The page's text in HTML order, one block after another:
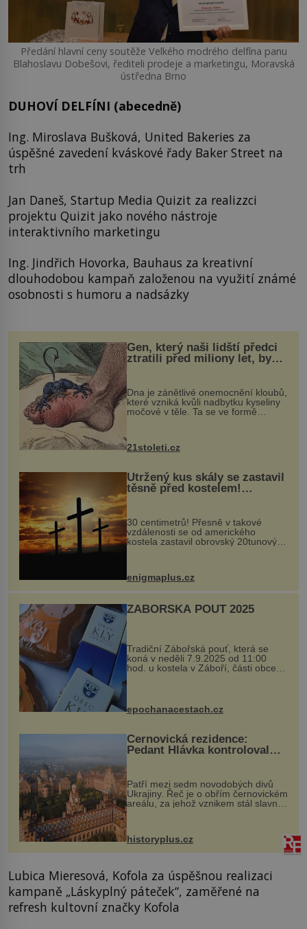
Předání hlavní ceny soutěže Velkého modrého delfína panu
Blahoslavu Dobešovi, řediteli prodeje a marketingu, Moravská
ústředna Brno
DUHOVÍ DELFÍNI (abecedně)
Ing. Miroslava Bušková, United Bakeries za
úspěšné zavedení kváskové řady Baker Street na
trh
Jan Daneš, Startup Media Quizit za realizzci
projektu Quizit jako nového nástroje
interaktivního marketingu
Ing. Jindřich Hovorka, Bauhaus za kreativní
dlouhodobou kampaň založenou na využití známé
osobnosti s humoru a nadsázky
Gen, který naši lidští předci
ztratili před miliony let, by
mohl pomoci s léčbou
„nemoci králů“
Dna je zánětlivé onemocnění kloubů,
které vzniká kvůli nadbytku kyseliny
močové v těle. Ta se ve formě
nohou, a způsobuje bole...
21stoleti.cz
Utržený kus skály se zastavil
těsně před kostelem!
Ochránila ho boží síla?
30 centimetrů! Přesně v takové
vzdálenosti se od amerického
kostela zastavil obrovský 20tunový
...
enigmaplus.cz
ZÁBOŘSKÁ POUŤ 2025
Tradiční Zábořská pouť, která se
koná v neděli 7.9.2025 od 11:00
hod. u kostela v Záboří, části obce
Kly u Mělníka. V programu naleznete
komentovanou prohlídku kostela,
epochanacestach.cz
Černovická rezidence:
Pedant Hlávka kontroloval
Patří mezi sedm novodobých divů
Ukrajiny. Řeč je o obřím černovickém
areálu, za jehož vznikem stál slavný
český architekt Josef Hlávka. Ten si
na něm dal mimořádně záležet. Jeho
historyplus.cz
Lubica Mieresová, Kofola za úspěšnou realizaci
kampaně „Láskyplný páteček“, zaměřené na
refresh kultovní značky Kofola